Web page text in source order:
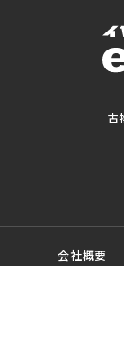
古
会社概要